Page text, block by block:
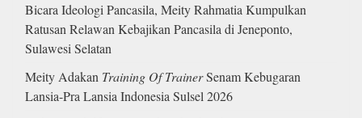
Bicara Ideologi Pancasila, Meity Rahmatia Kumpulkan
Ratusan Relawan Kebajikan Pancasila di Jeneponto,
Sulawesi Selatan
Meity Adakan Training Of TrainerSenam Kebugaran
Lansia-Pra Lansia Indonesia Sulsel 2026